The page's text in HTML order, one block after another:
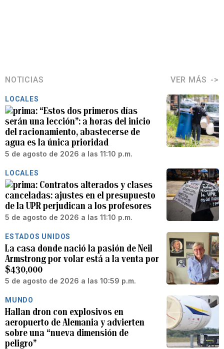
NOTICIAS VER MÁS
LOCALES
“Estos dos primeros días
serán una lección”: a horas del inicio
del racionamiento, abastecerse de
agua es la única prioridad
5 de agosto de 2026 a las 11:10 p.m.
LOCALES
Contratos alterados y clases
canceladas: ajustes en el presupuesto
de la UPR perjudican a los profesores
5 de agosto de 2026 a las 11:10 p.m.
ESTADOS UNIDOS
La casa donde nació la pasión de Neil
Armstrong por volar está a la venta por
$430,000
5 de agosto de 2026 a las 10:59 p.m.
MUNDO
Hallan dron con explosivos en
aeropuerto de Alemania y advierten
sobre una “nueva dimensión de
peligro”